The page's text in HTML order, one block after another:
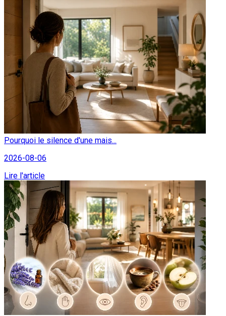
Pourquoi le silence d'une mais...
2026-08-06
Lire l'article